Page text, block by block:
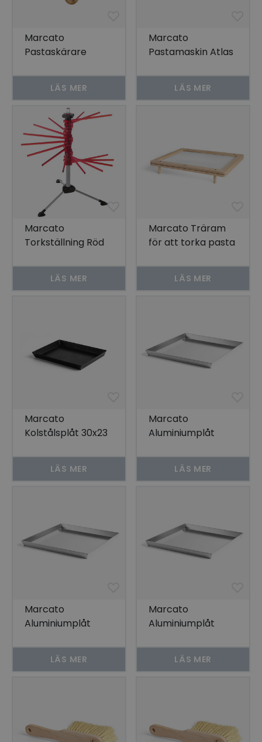
Marcato
Pastaskärare
Valnöt och
mässingLÄS MER
Marcato
Pastamaskin Atlas
LÄS MER
Marcato
Torkställning Röd
LÄS MER
Marcato Träram
för att torka pasta
cm
LÄS MER
Marcato
Kolstålsplåt 30x23
LÄS MER
Marcato
Aluminiumplåt
LÄS MER
Marcato
Aluminiumplåt
LÄS MER
Marcato
Aluminiumplåt
LÄS MER